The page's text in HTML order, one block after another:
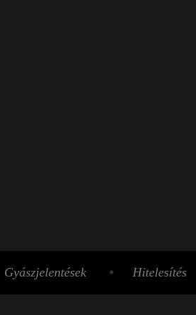
Gyászjelentések Hitelesítés